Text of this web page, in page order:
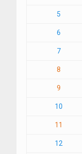
5
6
7
8
9
10
11
12